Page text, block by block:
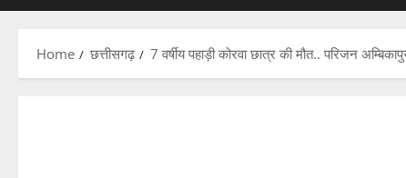
Home छत्तीसगढ़ 7 वर्षीय पहाड़ी कोरवा छात्र की मौत.. परिजन